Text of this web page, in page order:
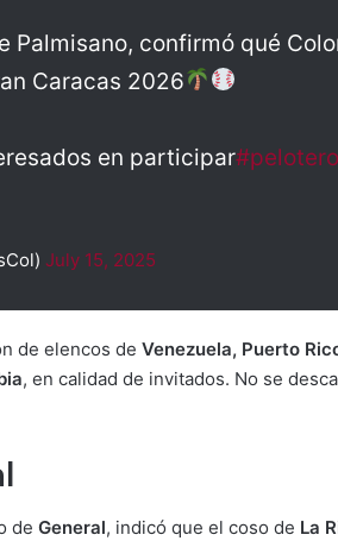
Palmisano, confirmó qué
Caracas 2026
en participar
July 15, 2025
de elencos de Venezuela, Puerto
, en calidad de invitados. No se
de General, indicó que el coso de La